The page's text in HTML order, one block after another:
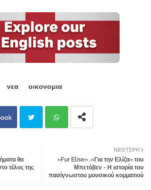
νεα οικονομια
atsa
ΝΕΌΤΕΡΗ
«Fur Elise» ,«Για την Ελίζα» του
Μπετόβεν - Η ιστορία του
πασίγνωστου μουσικού κομματιού
θα
τέλος της